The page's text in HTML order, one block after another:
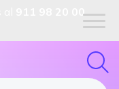
911 98 20 00